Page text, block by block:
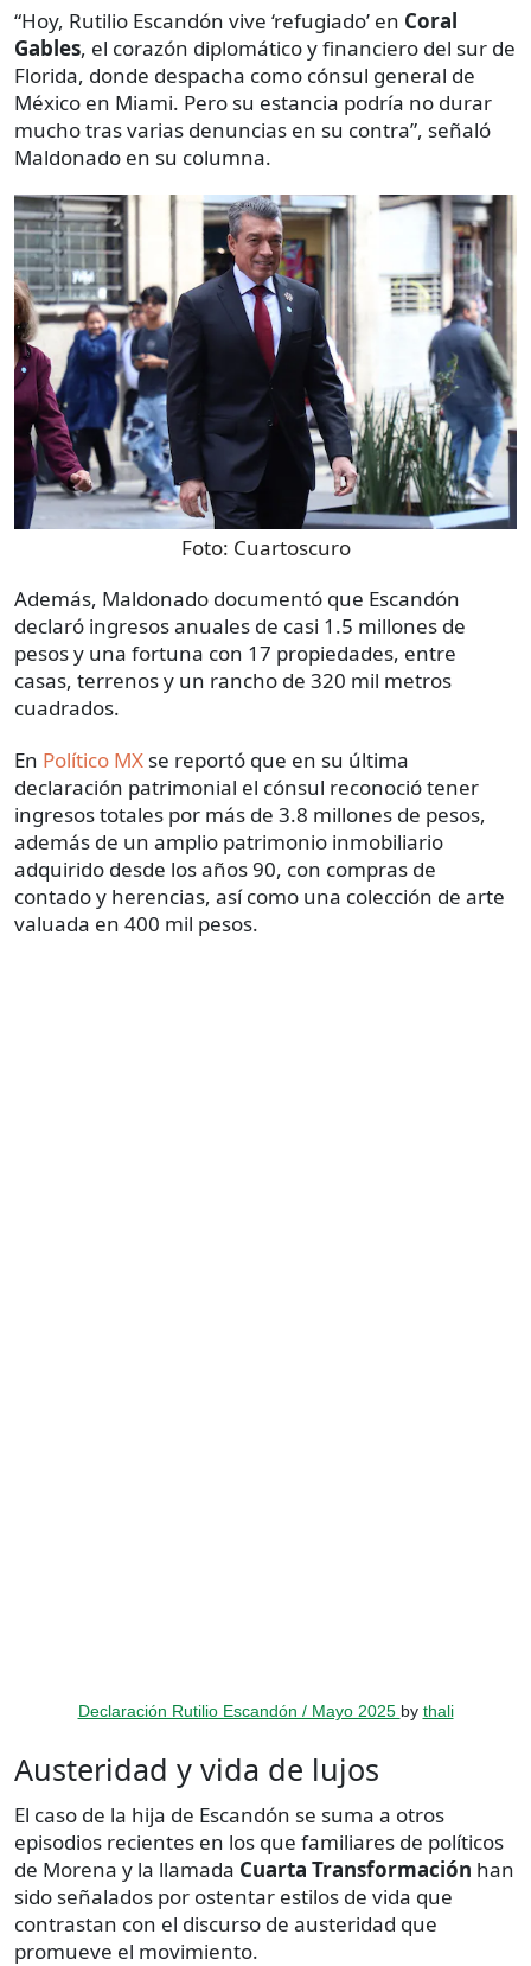
“Hoy, Rutilio Escandón vive ‘refugiado’ en Coral
Gables, el corazón diplomático y financiero del sur de
Florida, donde despacha como cónsul general de
México en Miami. Pero su estancia podría no durar
mucho tras varias denuncias en su contra”, señaló
Maldonado en su columna.
Foto: Cuartoscuro
Además, Maldonado documentó que Escandón
declaró ingresos anuales de casi 1.5 millones de
pesos y una fortuna con 17 propiedades, entre
casas, terrenos y un rancho de 320 mil metros
cuadrados.
En Político MX se reportó que en su última
declaración patrimonial el cónsul reconoció tener
ingresos totales por más de 3.8 millones de pesos,
además de un amplio patrimonio inmobiliario
adquirido desde los años 90, con compras de
contado y herencias, así como una colección de arte
valuada en 400 mil pesos.
Declaración Rutilio Escandón / Mayo 2025 by thali
Austeridad y vida de lujos
El caso de la hija de Escandón se suma a otros
episodios recientes en los que familiares de políticos
de Morena y la llamada Cuarta Transformación han
sido señalados por ostentar estilos de vida que
contrastan con el discurso de austeridad que
promueve el movimiento.